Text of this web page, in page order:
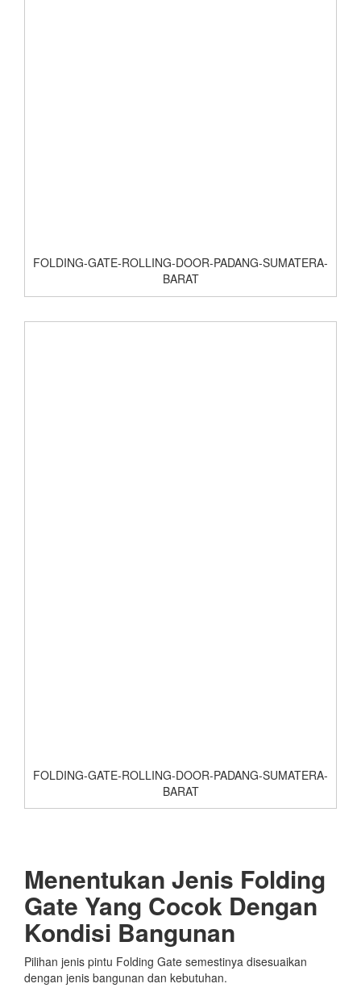
FOLDING-GATE-ROLLING-DOOR-PADANG-SUMATERA-
BARAT
FOLDING-GATE-ROLLING-DOOR-PADANG-SUMATERA-
BARAT
Menentukan Jenis Folding
Gate Yang Cocok Dengan
Kondisi Bangunan
Pilihan jenis pintu Folding Gate semestinya disesuaikan
dengan jenis bangunan dan kebutuhan.